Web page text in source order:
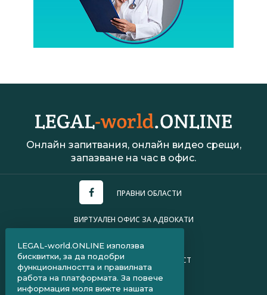
Онлайн запитвания, онлайн видео срещи,
запазване на час в офис.
ПРАВНИ ОБЛАСТИ
ВИРТУАЛЕН ОФИС ЗА АДВОКАТИ
ПОЛИТИКА ЗА ПОВЕРИТЕЛНОСТ
ЧЗВ ЗА КЛИЕНТИ
LEGAL-world.ONLINE използва
бисквитки, за да подобри
функционалността и правилната
работа на платформата. За повече
информация моля вижте нашата